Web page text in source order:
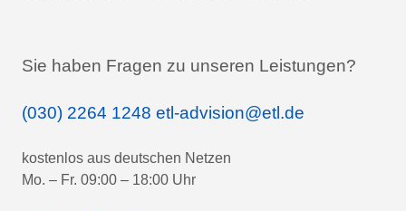
Sie haben Fragen zu unseren Leistungen?
(030) 2264 1248 etl-advision@etl.de
kostenlos aus deutschen Netzen
Mo. – Fr. 09:00 – 18:00 Uhr